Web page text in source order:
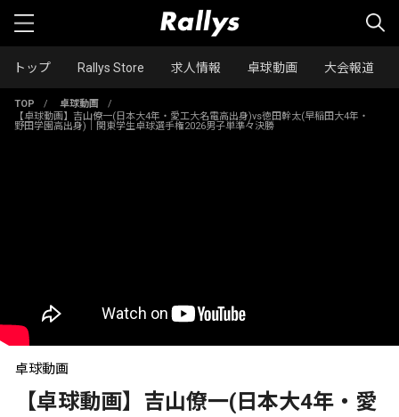
トップ Rallys Store 求人情報 卓球動画 大会報道
TOP / 卓球動画
/
【卓球動画】吉山僚一(日本大4年・愛工大名電高出身)vs徳田幹太(早稲田大4年・
野田学園高出身)｜関東学生卓球選手権2026男子単準々決勝
卓球動画
【卓球動画】吉山僚一(日本大4年・愛